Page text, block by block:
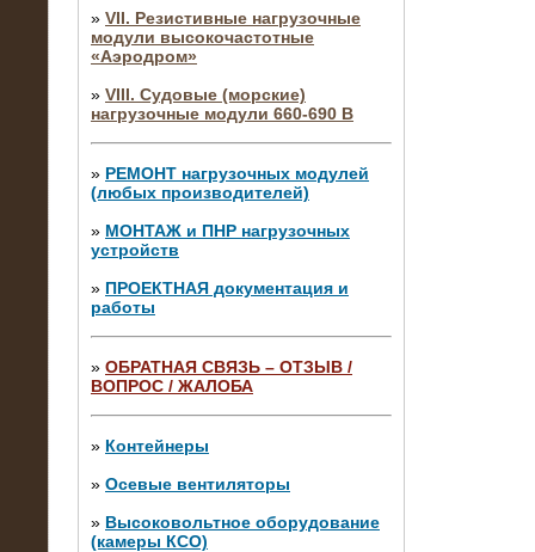
» VII. Резистивные нагрузочные
модули высокочастотные
«Аэродром»
» VIII. Судовые (морские)
нагрузочные модули 660-690 В
» РЕМОНТ нагрузочных модулей
(любых производителей)
» МОНТАЖ и ПНР нагрузочных
устройств
» ПРОЕКТНАЯ документация и
работы
» ОБРАТНАЯ СВЯЗЬ – ОТЗЫВ /
ВОПРОС / ЖАЛОБА
» Контейнеры
» Осевые вентиляторы
» Высоковольтное оборудование
(камеры КСО)
10.04.2015
Аренда нагрузочного модуля 4 МВт,
10 кВ